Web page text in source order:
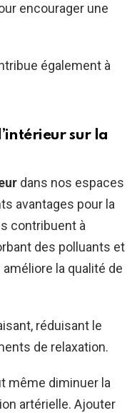
encourager une
également à
sur la
dans nos espaces
avantages pour la
contribuent à
des polluants et
la qualité de
réduisant le
de relaxation.
même diminuer la
artérielle. Ajouter